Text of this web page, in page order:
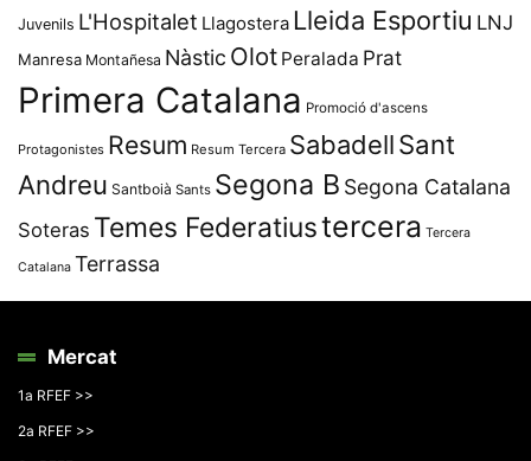
Juvenils L'Hospitalet Llagostera Lleida Esportiu LNJ
Manresa Montañesa Nàstic Olot Peralada Prat
Primera Catalana Promoció d'ascens
Protagonistes Resum Resum Tercera SabadellSant
Andreu Santboià Sants Segona B Segona Catalana
Soteras Temes Federatiustercera Tercera
Catalana Terrassa
Mercat
1a RFEF >>
2a RFEF >>